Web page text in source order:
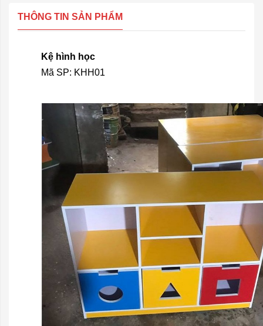
THÔNG TIN SẢN PHẨM
Kệ hình học
Mã SP: KHH01